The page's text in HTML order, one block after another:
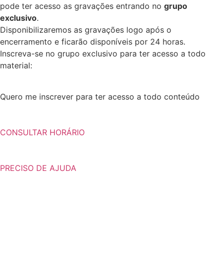
pode ter acesso as gravações entrando no grupo
exclusivo.
Disponibilizaremos as gravações logo após o
encerramento e ficarão disponíveis por 24 horas.
Inscreva-se no grupo exclusivo para ter acesso a todo
material:
Quero me inscrever para ter acesso a todo conteúdo
CONSULTAR HORÁRIO
PRECISO DE AJUDA